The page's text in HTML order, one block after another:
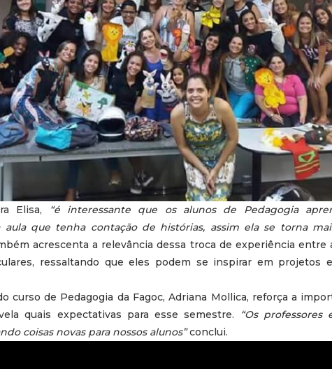
Elisa,
“é interessante que os alunos de Pedagogia
aula que tenha contação de histórias, assim ela se torna
acrescenta a relevância dessa troca de experiência entre
ressaltando que eles podem se inspirar em projetos
curso de Pedagogia da Fagoc, Adriana Mollica, reforça a
quais expectativas para esse semestre.
“Os professores
coisas novas para nossos alunos”conclui.